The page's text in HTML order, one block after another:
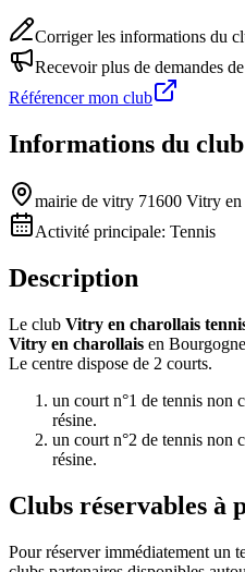
Corriger les informations du
Recevoir plus de demandes
Référencer mon club
Informations du club
mairie de vitry 71600 Vitry en
Activité principale: Tennis
Description
Le club Vitry en charollais
Vitry en charollais en
Le centre dispose de 2 courts.
un court n°1 de tennis non
résine.
un court n°2 de tennis non
résine.
Clubs réservables à
Pour réserver immédiatement un